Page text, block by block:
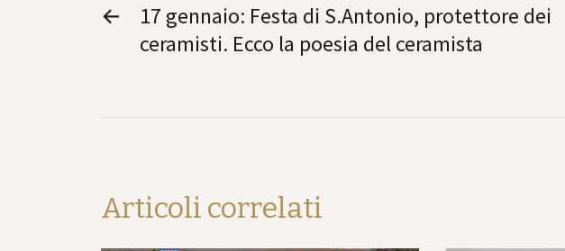
←
17 gennaio: Festa di S.Antonio, protettore dei
ceramisti. Ecco la poesia del ceramista
Articoli correlati